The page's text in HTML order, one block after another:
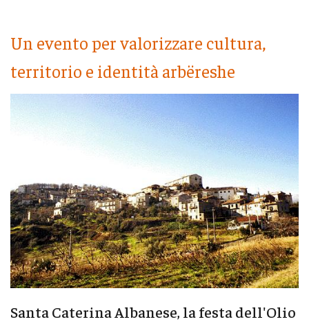
Un evento per valorizzare cultura,
territorio e identità arbëreshe
Santa Caterina Albanese, la festa dell'Olio